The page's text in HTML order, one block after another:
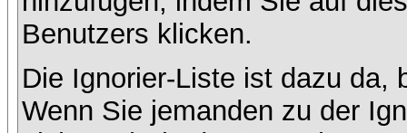
Benutzers klicken.
Die Ignorier-Liste ist dazu da,
Wenn Sie jemanden zu der